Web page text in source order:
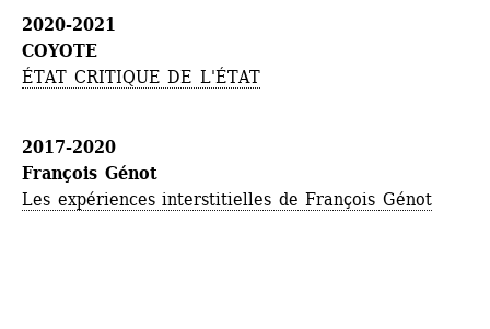
2020-2021
COYOTE
ÉTAT CRITIQUE DE L'ÉTAT
2017-2020
François Génot
Les expériences interstitielles de François Génot